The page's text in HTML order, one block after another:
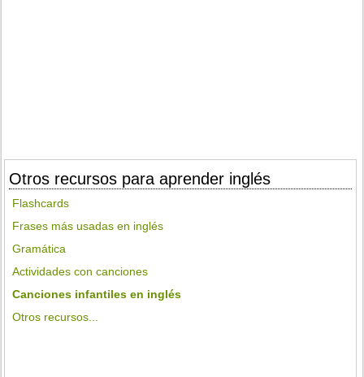
Otros recursos para aprender inglés
Flashcards
Frases más usadas en inglés
Gramática
Actividades con canciones
Canciones infantiles en inglés
Otros recursos...